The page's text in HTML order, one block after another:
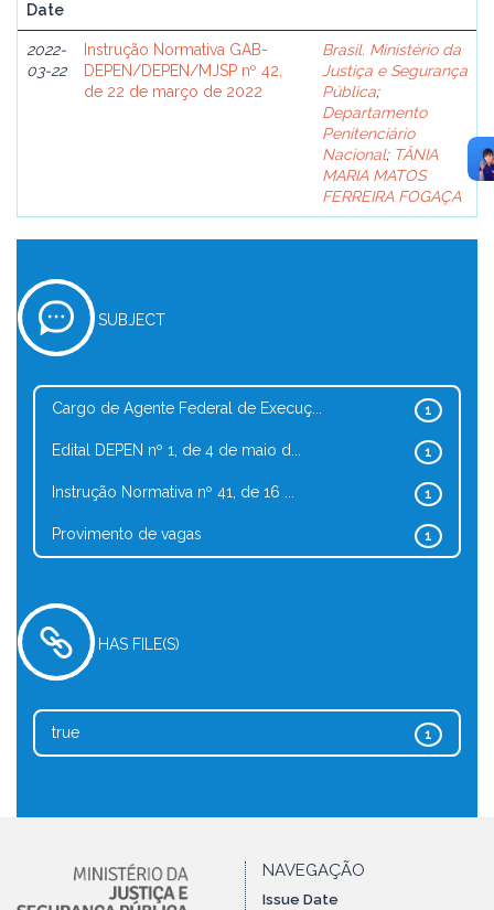
Date
2022-
03-22
Instrução Normativa GAB-
DEPEN/DEPEN/MJSP nº 42,
de 22 de março de 2022
Brasil. Ministério da
Justiça e Segurança
Pública;
Departamento
Penitenciário
Nacional; TÂNIA
MARIA MATOS
FERREIRA FOGAÇA
SUBJECT
1
Cargo de Agente Federal de Execuç...
1
Edital DEPEN nº 1, de 4 de maio d...
1
Instrução Normativa nº 41, de 16 ...
1
Provimento de vagas
HAS FILE(S)
1
true
NAVEGAÇÃO
Issue Date